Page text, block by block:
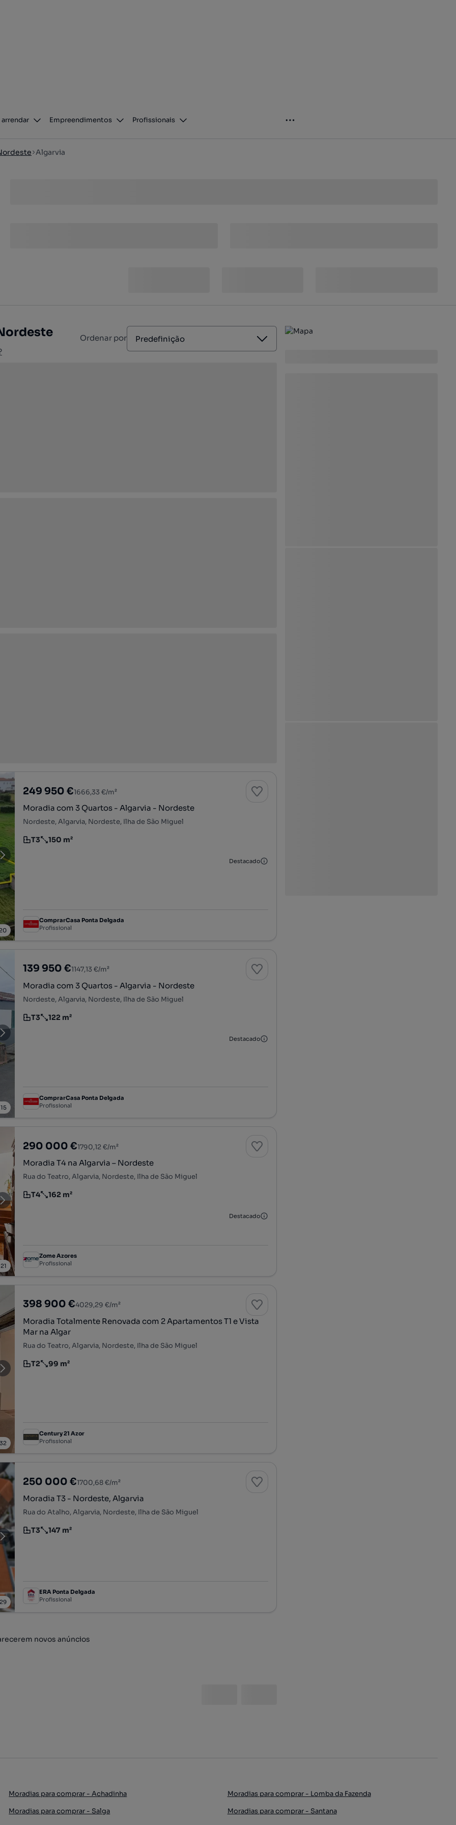
arrendar Empreendimentos Profissionais
Algarvia
Ordenar por Predefinição
249 950 €1666,33 €/m²
Moradia com 3 Quartos - Algarvia - Nordeste
Nordeste, Algarvia, Nordeste, Ilha de São Miguel
Tipologia
T3
Preço por metro quadrado
150 m²
Destacado
ComprarCasa Ponta Delgada
Profissional
15
139 950 €1147,13 €/m²
Moradia com 3 Quartos - Algarvia - Nordeste
Nordeste, Algarvia, Nordeste, Ilha de São Miguel
Tipologia
T3
Preço por metro quadrado
122 m²
Destacado
ComprarCasa Ponta Delgada
Profissional
21
290 000 €1790,12 €/m²
Moradia T4 na Algarvia – Nordeste
Rua do Teatro, Algarvia, Nordeste, Ilha de São Miguel
Tipologia
T4
Preço por metro quadrado
162 m²
Destacado
Zome Azores
Profissional
32
398 900 €4029,29 €/m²
Moradia Totalmente Renovada com 2 Apartamentos T1 e Vista
Mar na Algar
Rua do Teatro, Algarvia, Nordeste, Ilha de São Miguel
Tipologia
T2
Preço por metro quadrado
99 m²
Century 21 Azor
Profissional
29
250 000 €1700,68 €/m²
Moradia T3 - Nordeste, Algarvia
Rua do Atalho, Algarvia, Nordeste, Ilha de São Miguel
Tipologia
T3
Preço por metro quadrado
147 m²
ERA Ponta Delgada
Profissional
novos anúncios
Moradias para comprar - Achadinha
Moradias para comprar - Lomba da Fazenda
Moradias para comprar - Salga
Moradias para comprar - Santana